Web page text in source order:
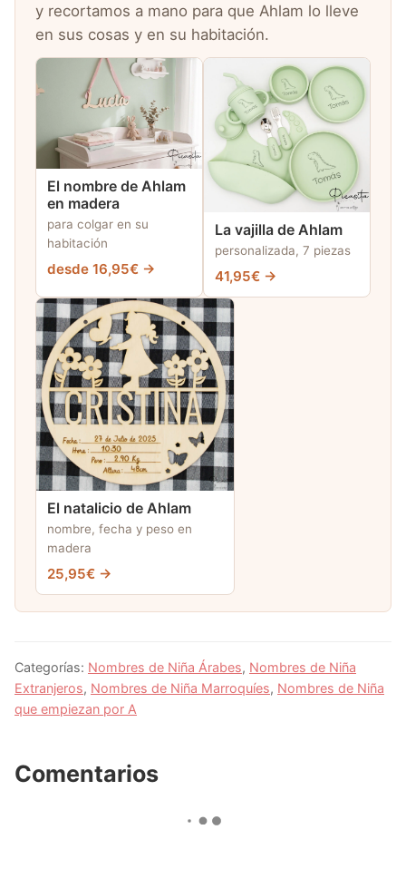
y recortamos a mano para que Ahlam lo lleve
en sus cosas y en su habitación.
El nombre de Ahlam
en madera
para colgar en su
habitación
desde 16,95€ →
La vajilla de Ahlam
personalizada, 7 piezas
41,95€ →
El natalicio de Ahlam
nombre, fecha y peso en
madera
25,95€ →
Categorías: Nombres de Niña Árabes, Nombres de Niña
Extranjeros, Nombres de Niña Marroquíes, Nombres de Niña
que empiezan por A
Comentarios